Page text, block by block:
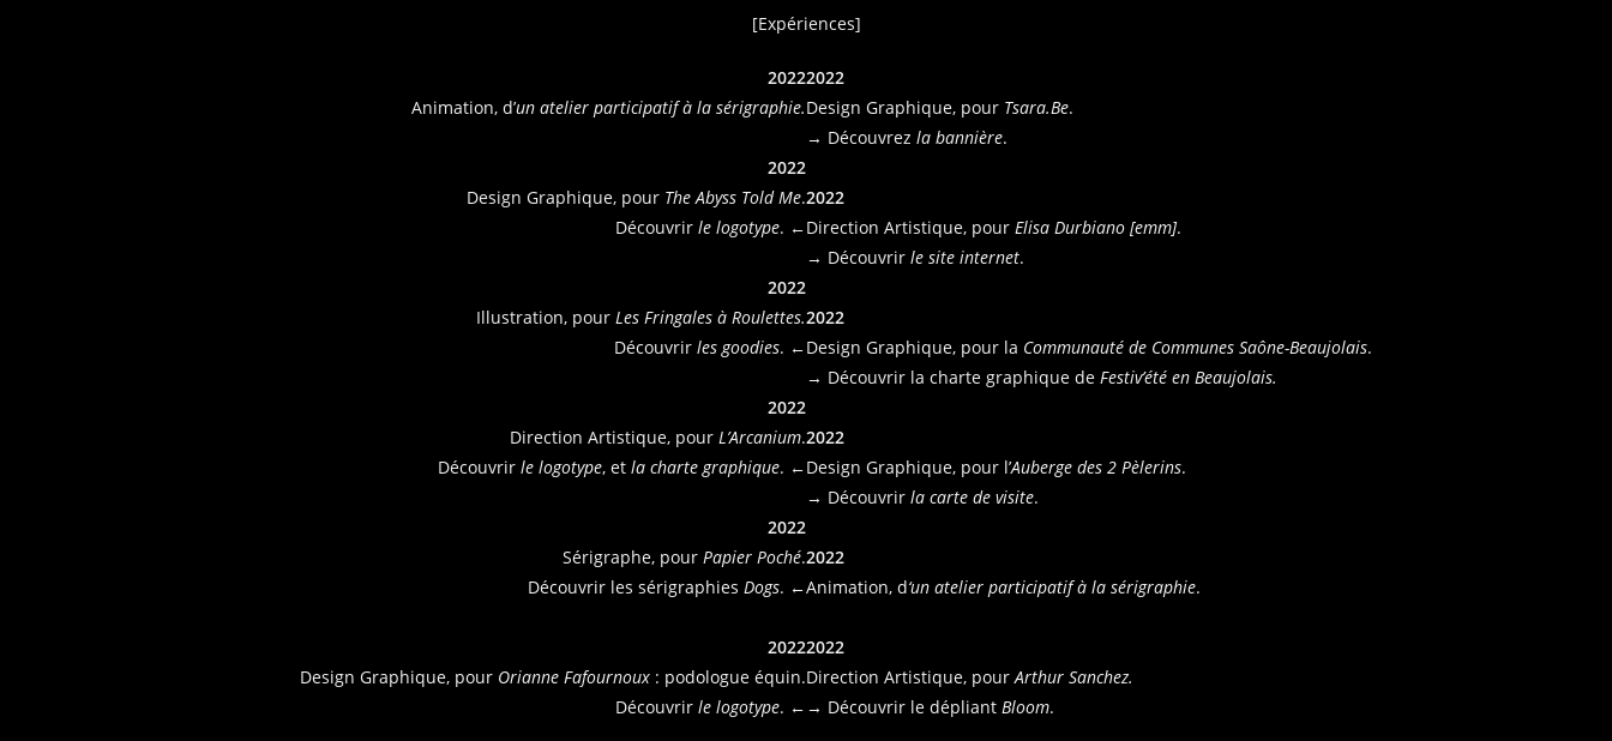
[Expériences]
2022
Animation, d’un atelier participatif à la sérigraphie.
2022
Design Graphique, pour The Abyss Told Me.
Découvrir le logotype. ←
2022
Illustration, pour Les Fringales à Roulettes.
Découvrir les goodies. ←
2022
Direction Artistique, pour L’Arcanium.
Découvrir le logotype, et la charte graphique. ←
2022
Sérigraphe, pour Papier Poché.
Découvrir les sérigraphies Dogs. ←
2022
Design Graphique, pour Orianne Fafournoux : podologue équin.
Découvrir le logotype. ←
2022
Design Graphique, pour Tsara.Be.
→ Découvrez la bannière.
2022
Direction Artistique, pour Elisa Durbiano [emm].
→ Découvrir le site internet.
2022
Design Graphique, pour la Communauté de Communes Saône-Beaujolais.
→ Découvrir la charte graphique de Festiv’été en Beaujolais.
2022
Design Graphique, pour l’Auberge des 2 Pèlerins.
→ Découvrir la carte de visite.
2022
Animation, d‘un atelier participatif à la sérigraphie.
2022
Direction Artistique, pourArthur Sanchez.
→ Découvrir le dépliant Bloom.